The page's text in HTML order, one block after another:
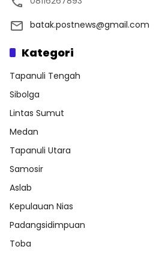
batak.postnews@gmail.com
Kategori
Tapanuli Tengah
Sibolga
Lintas Sumut
Medan
Tapanuli Utara
Samosir
Aslab
Kepulauan Nias
Padangsidimpuan
Toba